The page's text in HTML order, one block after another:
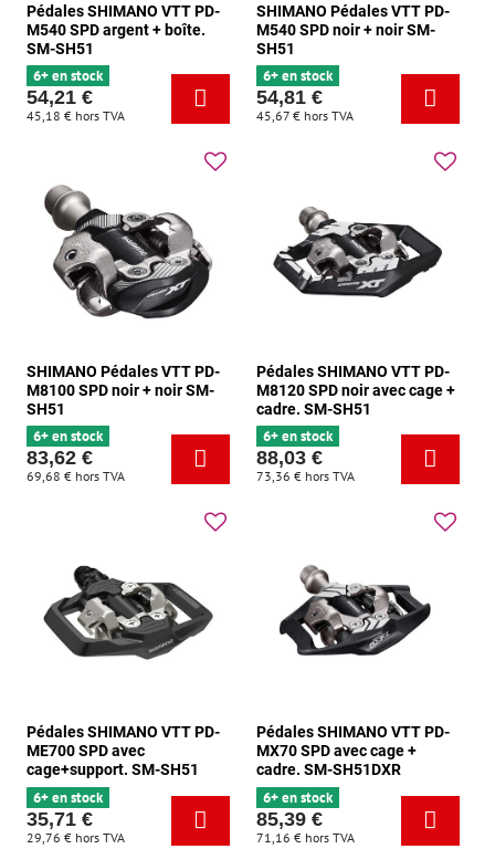
Pédales SHIMANO VTT PD-
M540 SPD argent + boîte.
SM-SH51
6+ en stock
54,21 €
45,18 € hors TVA
SHIMANO Pédales VTT PD-
M540 SPD noir + noir SM-
SH51
6+ en stock
54,81 €
45,67 € hors TVA
SHIMANO Pédales VTT PD-
M8100 SPD noir + noir SM-
SH51
6+ en stock
83,62 €
69,68 € hors TVA
Pédales SHIMANO VTT PD-
M8120 SPD noir avec cage +
cadre. SM-SH51
6+ en stock
88,03 €
73,36 € hors TVA
Pédales SHIMANO VTT PD-
ME700 SPD avec
cage+support. SM-SH51
6+ en stock
35,71 €
29,76 € hors TVA
Pédales SHIMANO VTT PD-
MX70 SPD avec cage +
cadre. SM-SH51DXR
6+ en stock
85,39 €
71,16 € hors TVA